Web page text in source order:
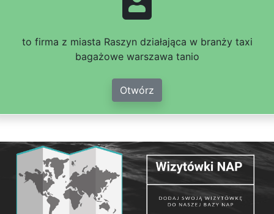
to firma z miasta Raszyn działająca w branży taxi
bagażowe warszawa tanio
Otwórz